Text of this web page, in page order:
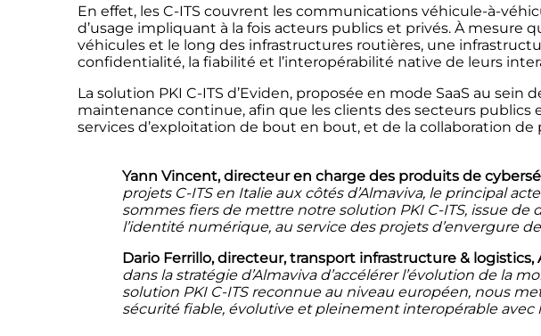
En effet, les C-ITS couvrent les communications véhicule-à-
d’usage impliquant à la fois acteurs publics et privés. À
véhicules et le long des infrastructures routières, une
confidentialité, la fiabilité et l’interopérabilité native de leurs
La solution PKI C-ITS d’Eviden, proposée en mode SaaS au
maintenance continue, afin que les clients des secteurs
services d’exploitation de bout en bout, et de la collaboration
Yann Vincent, directeur en charge des produits de
projets C-ITS en Italie aux côtés d’Almaviva, le principal
sommes fiers de mettre notre solution PKI C-ITS, issue
l’identité numérique, au service des projets d’envergure
Dario Ferrillo, directeur, transport infrastructure & logistics,
dans la stratégie d’Almaviva d’accélérer l’évolution de la
solution PKI C-ITS reconnue au niveau européen, nous
sécurité fiable, évolutive et pleinement interopérable avec